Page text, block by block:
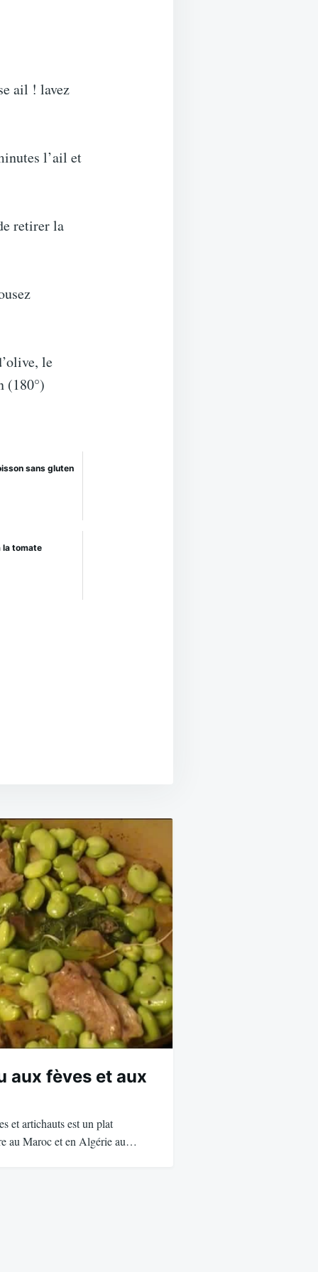
ail ! lavez
l’ail et
retirer la
le
(180°)
sans gluten
la tomate
aux fèves et aux
et artichauts est un plat
au Maroc et en Algérie au…